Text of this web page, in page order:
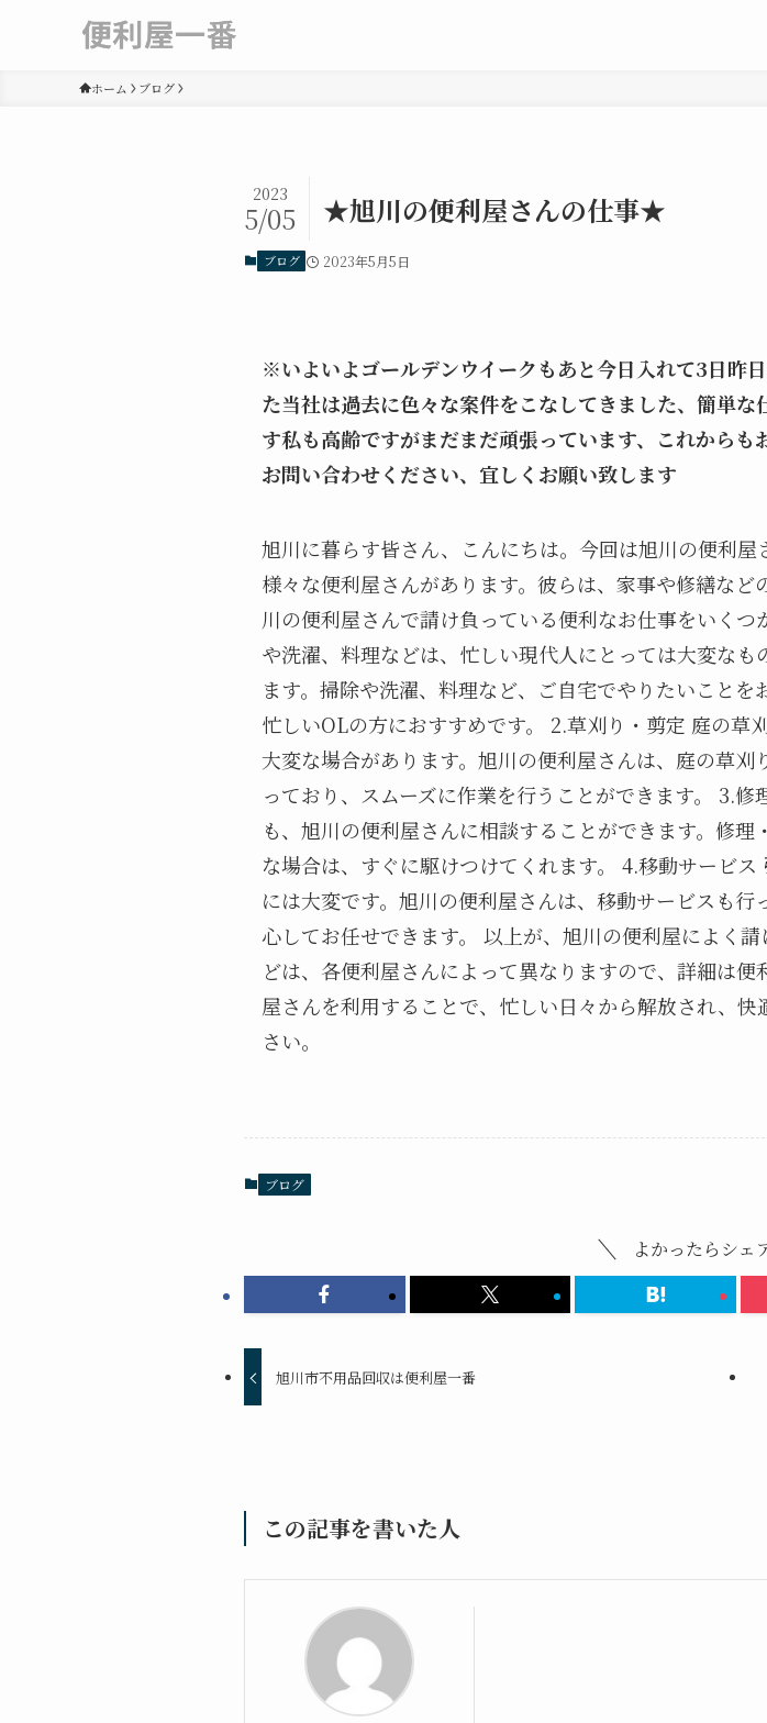
ホーム ブログ
★旭川の便利屋さんの仕事★
2023
5/05
ブログ 2023年5月5日
※いよいよゴールデンウイークもあと今日入れて3日昨
た当社は過去に色々な案件をこなしてきました、簡単
す私も高齢ですがまだまだ頑張っています、これから
お問い合わせください、宜しくお願い致します
旭川に暮らす皆さん、こんにちは。今回は旭川の便利屋
様々な便利屋さんがあります。彼らは、家事や修繕な
川の便利屋さんで請け負っている便利なお仕事をいく
や洗濯、料理などは、忙しい現代人にとっては大変な
ます。掃除や洗濯、料理など、ご自宅でやりたいことを
忙しいOLの方におすすめです。 2.草刈り・剪定 庭の草
大変な場合があります。旭川の便利屋さんは、庭の草
っており、スムーズに作業を行うことができます。 3.
も、旭川の便利屋さんに相談することができます。修
な場合は、すぐに駆けつけてくれます。 4.移動サービ
には大変です。旭川の便利屋さんは、移動サービスも
心してお任せできます。 以上が、旭川の便利屋によく
どは、各便利屋さんによって異なりますので、詳細は
屋さんを利用することで、忙しい日々から解放され、
さい。
ブログ
よかったらシェ
旭川市不用品回収は便利屋一番
この記事を書いた人